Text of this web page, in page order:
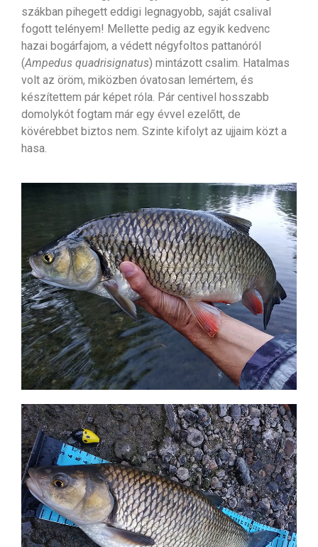
szákban pihegett eddigi legnagyobb, saját csalival
fogott telényem! Mellette pedig az egyik kedvenc
hazai bogárfajom, a védett négyfoltos pattanóról
(Ampedus quadrisignatus) mintázott csalim. Hatalmas
volt az öröm, miközben óvatosan lemértem, és
készítettem pár képet róla. Pár centivel hosszabb
domolykót fogtam már egy évvel ezelőtt, de
kövérebbet biztos nem. Szinte kifolyt az ujjaim közt a
hasa.